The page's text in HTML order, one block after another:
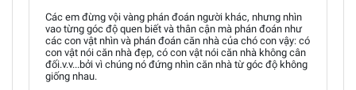
Các em đừng vội vàng phán đoán người khác, nhưng nhìn
vao từng góc độ quen biết và thân cận mà phán đoán như
các con vật nhìn và phán đoán căn nhà của chó con vậy: có
con vật nói căn nhà đẹp, có con vật nói căn nhà không cân
đối.v.v...bởi vì chúng nó đứng nhìn căn nhà từ góc độ không
giống nhau.